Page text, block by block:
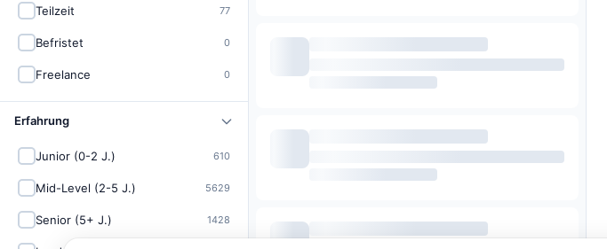
Teilzeit 77
Befristet 0
Freelance 0
Erfahrung
Junior (0-2 J.) 610
Mid-Level (2-5 J.) 5629
Senior (5+ J.) 1428